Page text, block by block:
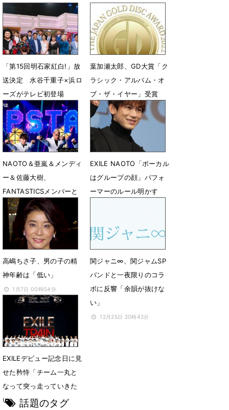
NAOTOがエール
7月12日 09時07分
8月9日 15時26分
「第15回明石家紅白!」放
送決定 水谷千重子×浜ロ
ーズがテレビ初登場
8月5日 23時31分
葉加瀬太郎、GD大賞「ク
ラシック・アルバム・オ
ブ・ザ・イヤー」受賞
3月14日 00時20分
NAOTO＆亜嵐＆メンディ
ー＆佐藤大樹、
FANTASTICSメンバーと
ともに圧巻のダンスパフ
ォーマンス披露
9月24日 13時02分
EXILE NAOTO「ボーカル
はグループの顔」パフォ
ーマーのルール明かす
高嶋ちさ子、男の子の精
神年齢は「低い」
1月7日 00時04分
関ジャニ∞、関ジャムSP
バンドと一夜限りのコラ
ボに反響「余韻が抜けな
い」
12月25日 20時42分
EXILEデビュー記念日に見
せた矜恃「チーム一丸と
なって突っ走っていきた
い」
話題のタグ